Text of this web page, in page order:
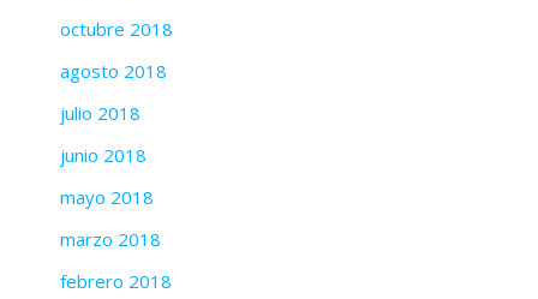
octubre 2018
agosto 2018
julio 2018
junio 2018
mayo 2018
marzo 2018
febrero 2018